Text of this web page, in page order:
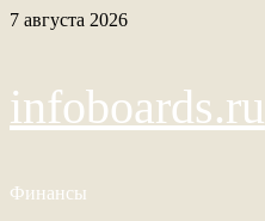
Перейти
7 августа 2026
infoboards.ru
Финансы